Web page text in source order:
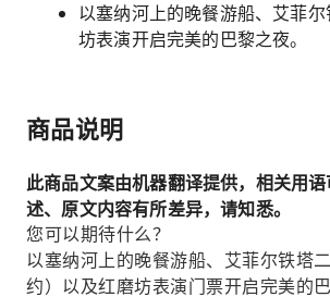
以塞纳河上的晚餐游船、艾菲
坊表演开启完美的巴黎之夜。
商品说明
此商品文案由机器翻译提供，相关用
述、原文内容有所差异，请知悉。
您可以期待什么？
以塞纳河上的晚餐游船、艾菲尔铁塔
约）以及红磨坊表演门票开启完美的巴